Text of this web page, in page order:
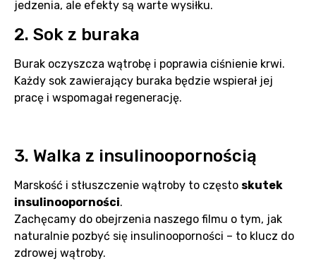
jedzenia, ale efekty są warte wysiłku.
2. Sok z buraka
Burak oczyszcza wątrobę i poprawia ciśnienie krwi.
Każdy sok zawierający buraka będzie wspierał jej
pracę i wspomagał regenerację.
3. Walka z insulinoopornością
Marskość i stłuszczenie wątroby to często skutek
insulinooporności.
Zachęcamy do obejrzenia naszego filmu o tym, jak
naturalnie pozbyć się insulinooporności – to klucz do
zdrowej wątroby.